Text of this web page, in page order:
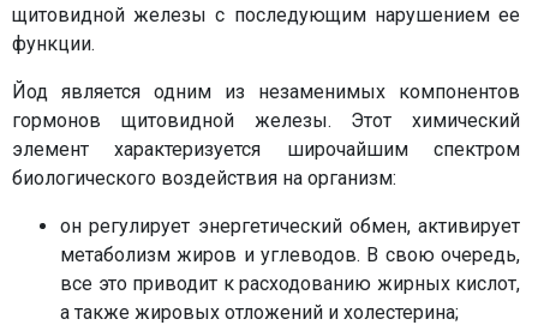
щитовидной железы с последующим нарушением ее
функции.
Йод является одним из незаменимых компонентов
гормонов щитовидной железы. Этот химический
элемент характеризуется широчайшим спектром
биологического воздействия на организм:
он регулирует энергетический обмен, активирует
метаболизм жиров и углеводов. В свою очередь,
все это приводит к расходованию жирных кислот,
а также жировых отложений и холестерина;